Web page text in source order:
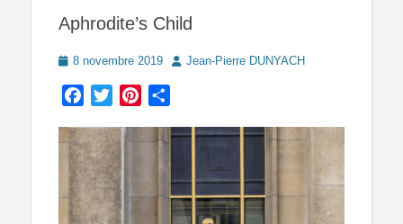
Aphrodite’s Child
Posted
8 novembre 2019 Author
Jean-Pierre DUNYACH
Facebook
TwitterPinterest